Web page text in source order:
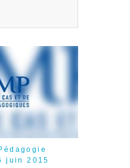
juin 2015